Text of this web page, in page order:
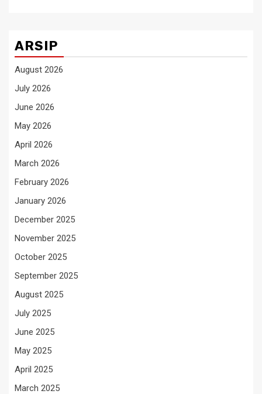
ARSIP
August 2026
July 2026
June 2026
May 2026
April 2026
March 2026
February 2026
January 2026
December 2025
November 2025
October 2025
September 2025
August 2025
July 2025
June 2025
May 2025
April 2025
March 2025